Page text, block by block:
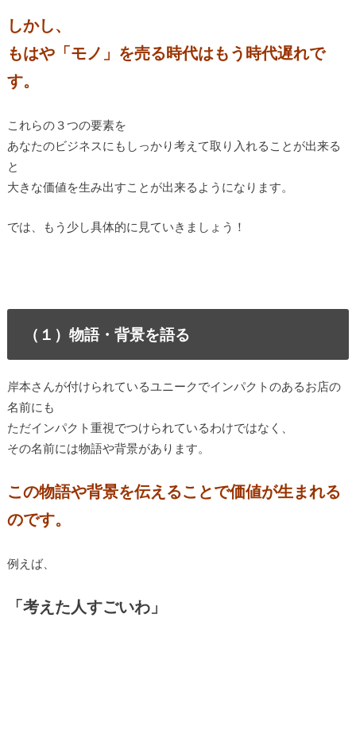
しかし、
もはや「モノ」を売る時代はもう時代遅れで
す。
これらの３つの要素を
あなたのビジネスにもしっかり考えて取り入れることが出来る
と
大きな価値を生み出すことが出来るようになります。
では、もう少し具体的に見ていきましょう！
（１）物語・背景を語る
岸本さんが付けられているユニークでインパクトのあるお店の
名前にも
ただインパクト重視でつけられているわけではなく、
その名前には物語や背景があります。
この物語や背景を伝えることで価値が生まれる
のです。
例えば、
「考えた人すごいわ」